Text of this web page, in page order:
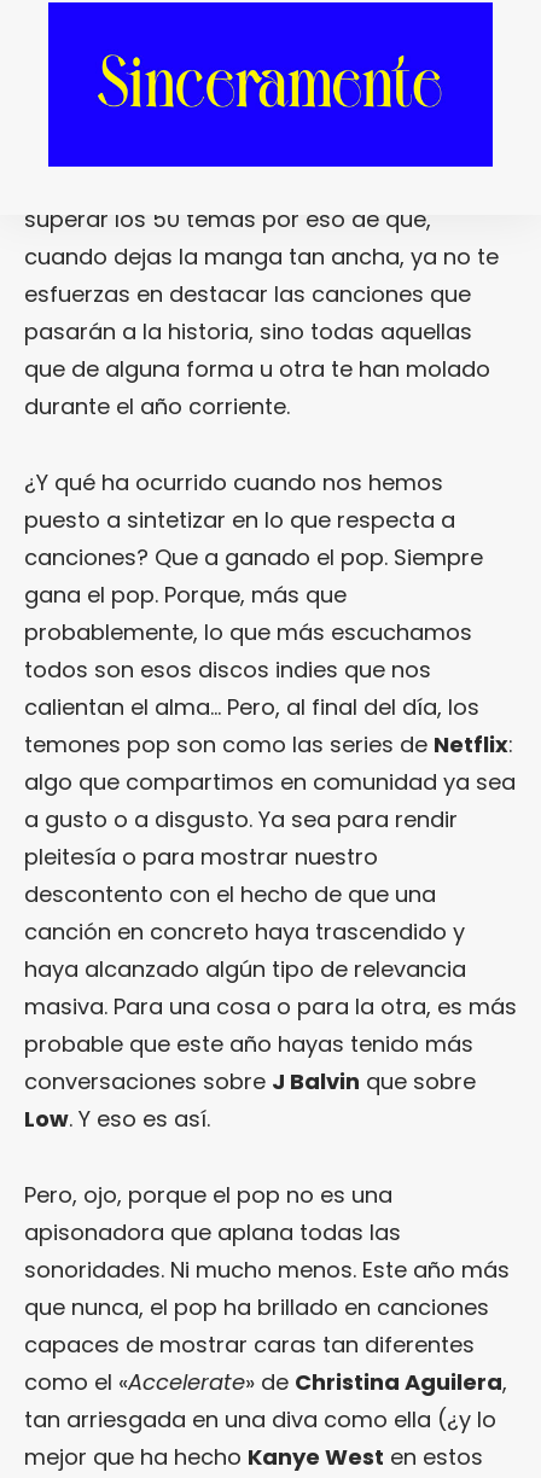
mejores canciones del año (tanto
internacionales como nacionales)… Al fin y al
superar los 50 temas por eso de que,
cuando dejas la manga tan ancha, ya no te
esfuerzas en destacar las canciones que
pasarán a la historia, sino todas aquellas
que de alguna forma u otra te han molado
durante el año corriente.
¿Y qué ha ocurrido cuando nos hemos
puesto a sintetizar en lo que respecta a
canciones? Que a ganado el pop. Siempre
gana el pop. Porque, más que
probablemente, lo que más escuchamos
todos son esos discos indies que nos
calientan el alma… Pero, al final del día, los
temones pop son como las series de Netflix:
algo que compartimos en comunidad ya sea
a gusto o a disgusto. Ya sea para rendir
pleitesía o para mostrar nuestro
descontento con el hecho de que una
canción en concreto haya trascendido y
haya alcanzado algún tipo de relevancia
masiva. Para una cosa o para la otra, es más
probable que este año hayas tenido más
conversaciones sobre J Balvin que sobre
Low. Y eso es así.
Pero, ojo, porque el pop no es una
apisonadora que aplana todas las
sonoridades. Ni mucho menos. Este año más
que nunca, el pop ha brillado en canciones
capaces de mostrar caras tan diferentes
como el «Accelerate» de Christina Aguilera,
tan arriesgada en una diva como ella (¿y lo
mejor que ha hecho Kanye West en estos